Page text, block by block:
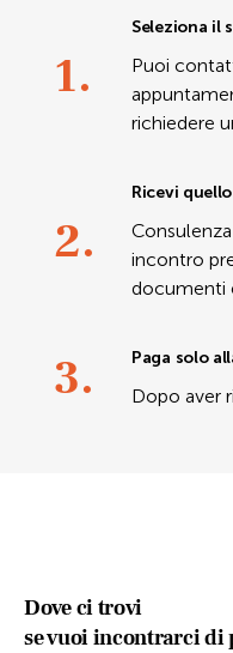
1.
Seleziona il
Puoi
richiedere
2.
Ricevi
incontro
documenti
3. Paga solo
Dopo aver
Dove ci trovi
se vuoi incontrarci di